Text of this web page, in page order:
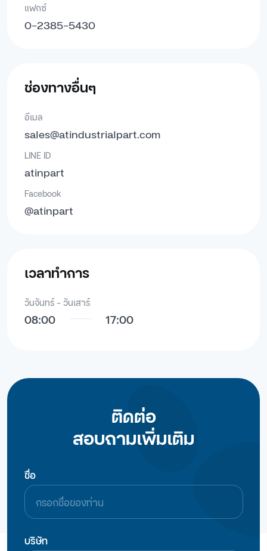
แฟกซ์
0-2385-5430
ช่องทางอื่นๆ
อีเมล
sales@atindustrialpart.com
LINE ID
atinpart
Facebook
@atinpart
เวลาทำการ
วันจันทร์ - วันเสาร์
08:00 17:00
ติดต่อ
สอบถามเพิ่มเติม
ชื่อ
บริษัท